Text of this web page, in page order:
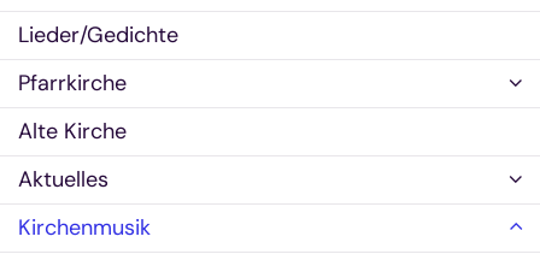
Lieder/Gedichte
Pfarrkirche
Alte Kirche
Aktuelles
Kirchenmusik